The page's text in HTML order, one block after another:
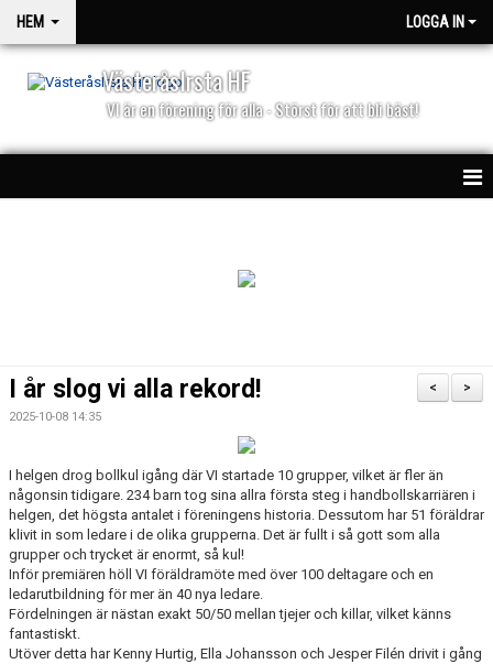
HEM LOGGA IN
VästeråsIrsta HF
VI är en förening för alla - Störst för att bli bäst!
MATCHER
>
<
I år slog vi alla rekord!
2025-10-08 14:35
I helgen drog bollkul igång där VI startade 10 grupper, vilket är fler än
någonsin tidigare. 234 barn tog sina allra första steg i handbollskarriären i
helgen, det högsta antalet i föreningens historia. Dessutom har 51 föräldrar
klivit in som ledare i de olika grupperna. Det är fullt i så gott som alla
grupper och trycket är enormt, så kul!
Inför premiären höll VI föräldramöte med över 100 deltagare och en
ledarutbildning för mer än 40 nya ledare.
Fördelningen är nästan exakt 50/50 mellan tjejer och killar, vilket känns
fantastiskt.
Utöver detta har Kenny Hurtig, Ella Johansson och Jesper Filén drivit i gång